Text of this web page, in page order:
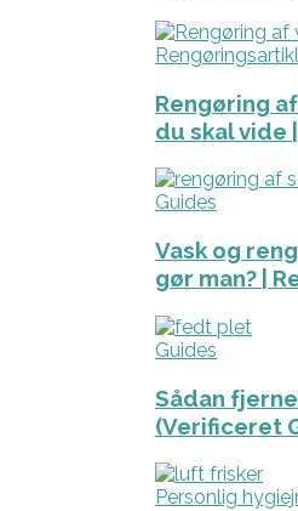
Rengøring
du skal vide
Guides
Vask og
gør man? |
Guides
Sådan
(Verificeret
Personlig